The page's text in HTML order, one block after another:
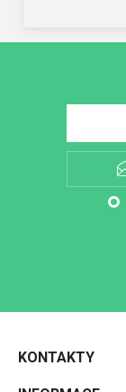
KONTAKTY